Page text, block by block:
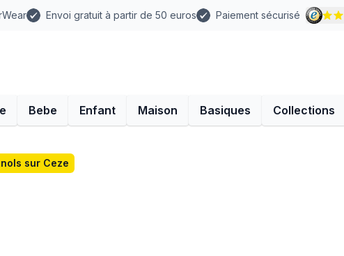
Envoi gratuit à partir de 50 euros Paiement sécurisé
Bebe Enfant Maison Basiques Collections
sur Ceze